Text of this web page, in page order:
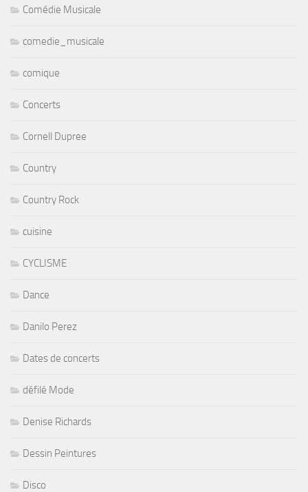
Comédie Musicale
comedie_musicale
comique
Concerts
Cornell Dupree
Country
Country Rock
cuisine
CYCLISME
Dance
Danilo Perez
Dates de concerts
défilé Mode
Denise Richards
Dessin Peintures
Disco